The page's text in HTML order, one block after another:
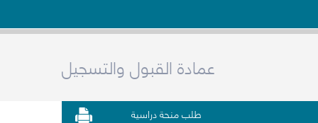
عمادة القبول والتسجيل
طلب منحة دراسية